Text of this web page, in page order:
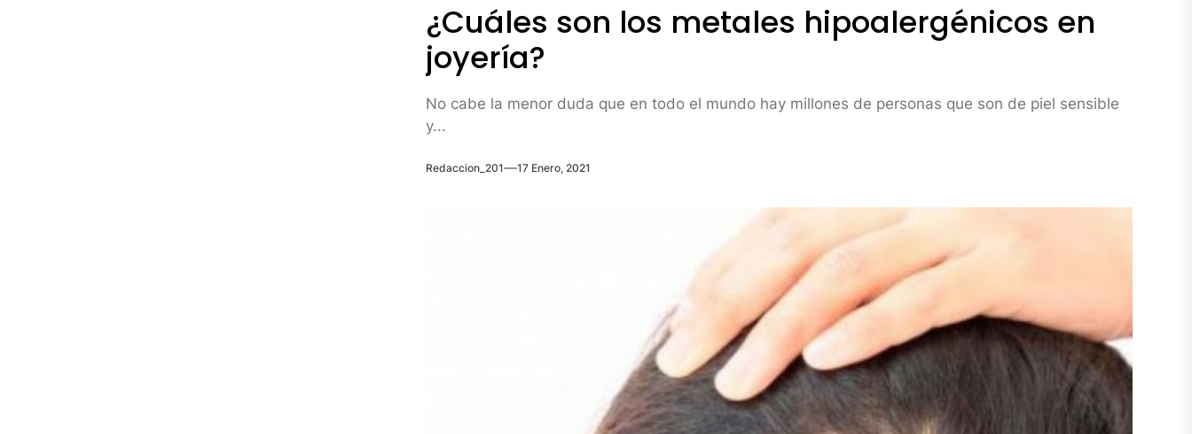
¿Cuáles son los metales hipoalergénicos en
joyería?
No cabe la menor duda que en todo el mundo hay millones de personas que son de piel sensible
y...
Redaccion_201 17 Enero, 2021